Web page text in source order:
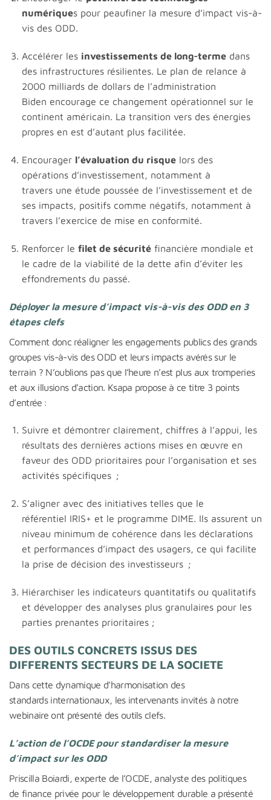
numériques pour peaufiner la mesure d’impact vis-à-
vis des ODD.
Accélérer les investissements de long-termedans
des infrastructures résilientes. Le plan de relance à
2000 milliards de dollars de l’administration
Biden encourage ce changement opérationnel sur le
continent américain. La transition vers des énergies
propres en est d’autant plus facilitée.
Encourager l’évaluation du risquelors des
opérations d’investissement, notamment à
travers une étude poussée de l’investissement et de
ses impacts, positifs comme négatifs, notamment à
travers l’exercice de mise en conformité.
Renforcer le filet de sécuritéfinancière mondiale et
le cadre de la viabilité de la dette afin d’éviter les
effondrements du passé.
Déployer la mesure d’impact vis-à-vis des ODD en 3
étapes clefs
Comment donc réaligner les engagements publics des grands
groupes vis-à-vis des ODD et leurs impacts avérés sur le
terrain ? N’oublions pas que l’heure n’est plus aux tromperies
et aux illusions d’action. Ksapa propose à ce titre 3 points
d’entrée :
Suivre et démontrer clairement, chiffres à l’appui, les
résultats des dernières actions mises en œuvre en
faveur des ODD prioritaires pour l’organisation et ses
activités spécifiques ;
S’aligner avec des initiatives telles que le
référentiel IRIS+ et le programme DIME. Ils assurent un
niveau minimum de cohérence dans les déclarations
et performances d’impact des usagers, ce qui facilite
la prise de décision des investisseurs ;
Hiérarchiser les indicateurs quantitatifs ou qualitatifs
et développer des analyses plus granulaires pour les
parties prenantes prioritaires ;
DES OUTILS CONCRETS ISSUS DES
DIFFERENTS SECTEURS DE LA SOCIETE
Dans cette dynamique d’harmonisation des
standards internationaux, les intervenants invités à notre
webinaire ont présenté des outils clefs.
L’action de l’OCDE pour standardiser la mesure
d’impact sur les ODD
Priscilla Boiardi, experte de l’OCDE, analyste des politiques
de finance privée pour le développement durable a présenté